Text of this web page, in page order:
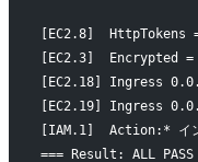
[EC2.8]
[EC2.3]
[EC2.18] Ingress
[EC2.19] Ingress
[IAM.1]  Action:* イン
=== Result: ALL PASS